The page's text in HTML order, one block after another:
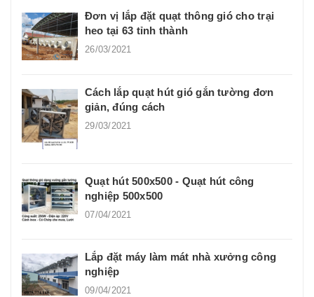
Đơn vị lắp đặt quạt thông gió cho trại
heo tại 63 tỉnh thành
26/03/2021
Cách lắp quạt hút gió gắn tường đơn
giản, đúng cách
29/03/2021
Quạt hút 500x500 - Quạt hút công
nghiệp 500x500
07/04/2021
Lắp đặt máy làm mát nhà xưởng công
nghiệp
09/04/2021